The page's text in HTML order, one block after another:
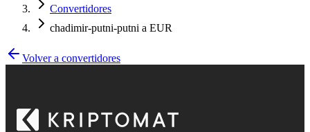
Convertidores
chadimir-putni-putni a EUR
Volver a convertidores